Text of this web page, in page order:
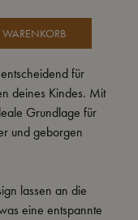
für
deines Kindes. Mit
Grundlage für
und geborgen
lassen an die
eine entspannte